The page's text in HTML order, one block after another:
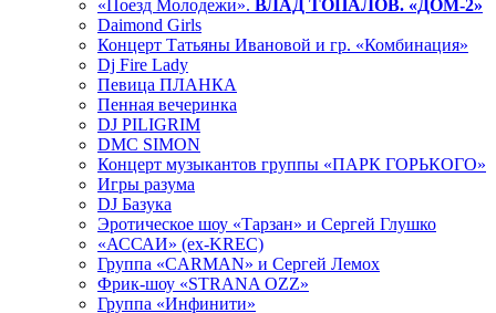
«Поезд Молодежи». ВЛАД ТОПАЛОВ. «ДОМ-2»
Daimond Girls
Концерт Татьяны Ивановой и гр. «Комбинация»
Dj Fire Lady
Певица ПЛАНКА
Пенная вечеринка
DJ PILIGRIM
DMC SIMON
Концерт музыкантов группы «ПАРК ГОРЬКОГО»
Игры разума
DJ Базука
Эротическое шоу «Тарзан» и Сергей Глушко
«АССАИ» (ex-KREC)
Группа «CARMAN» и Сергей Лемох
Фрик-шоу «STRANA OZZ»
Группа «Инфинити»